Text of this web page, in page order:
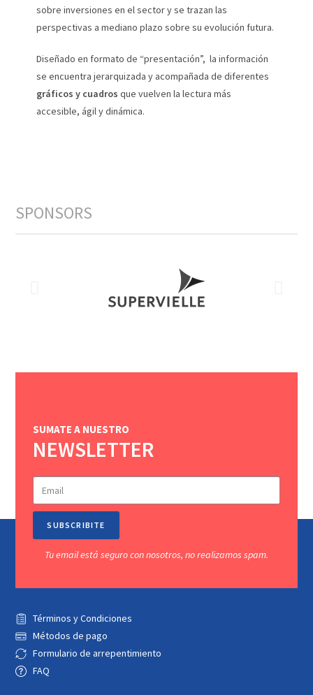
sobre inversiones en el sector y se trazan las
perspectivas a mediano plazo sobre su evolución futura.
Diseñado en formato de “presentación”, la información
se encuentra jerarquizada y acompañada de diferentes
gráficos y cuadros que vuelven la lectura más
accesible, ágil y dinámica.
SPONSORS
SUMATE A NUESTRO
NEWSLETTER
SUBSCRIBITE
Tu email está seguro con nosotros, no realizamos spam.
Términos y Condiciones
Métodos de pago
Formulario de arrepentimiento
FAQ